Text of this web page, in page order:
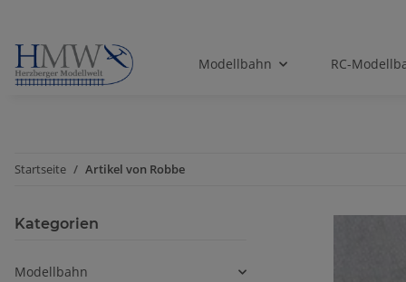
Modellbahn RC-
Startseite Artikel von Robbe
Kategorien
Modellbahn